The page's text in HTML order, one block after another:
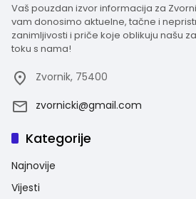
Vaš pouzdan izvor informacija za
vam donosimo aktuelne, tačne i
zanimljivosti i priče koje oblikuju našu
toku s nama!
Zvornik, 75400
zvornicki@gmail.com
Kategorije
Najnovije
Vijesti